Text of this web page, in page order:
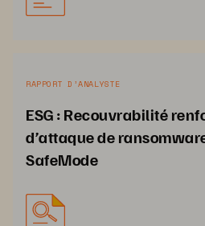
RAPPORT D’ANALYSTE
ESG : Recouvrabilité
d’attaque de
SafeMode